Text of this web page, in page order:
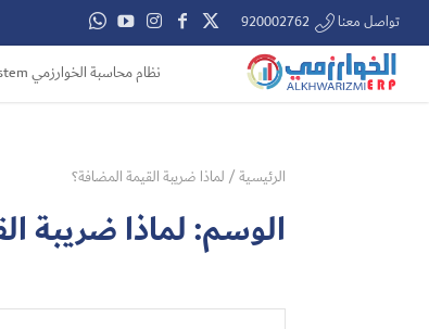
تواصل معنا 920002762
نظام محاسبة الخوارزمي ERP System
الرئيسية/ لماذا ضريبة القيمة المضافة؟
الوسم:لماذا ضريبة